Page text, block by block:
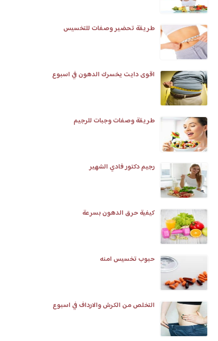
طريقة تحضير وصفات للتخسيس
اقوى دايت يخسرك الدهون في اسبوع
طريقة وصفات وجبات للرجيم
رجيم دكتور فادي الشهير
كيفية حرق الدهون بسرعة
حبوب تخسيس امنه
التخلص من الكرش والارداف في اسبوع